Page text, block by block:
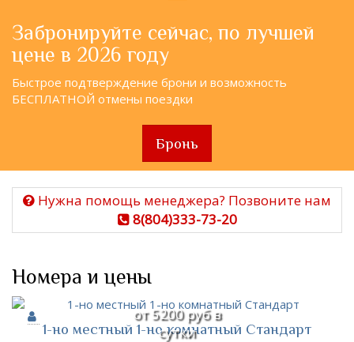
Забронируйте сейчас, по лучшей
цене в 2026 году
Быстрое подтверждение брони и возможность
БЕСПЛАТНОЙ отмены поездки
Бронь
Нужна помощь менеджера? Позвоните нам
8(804)333-73-20
Номера и цены
от 5200 руб в
сутки
1-но местный 1-но комнатный Стандарт